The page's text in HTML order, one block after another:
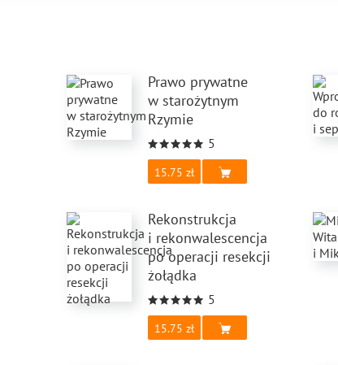
Prawo prywatne
w starożytnym
Rzymie
5
15.75
Rekonstrukcja
i rekonwalescencja
po operacji resekcji
żołądka
5
15.75